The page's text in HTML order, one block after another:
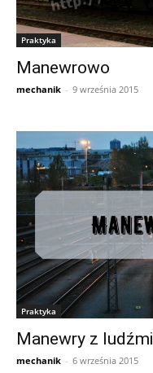
Praktyka
Manewrowo
mechanik - 9 września 2015
Praktyka
Manewry z ludźmi
mechanik - 6 września 2015